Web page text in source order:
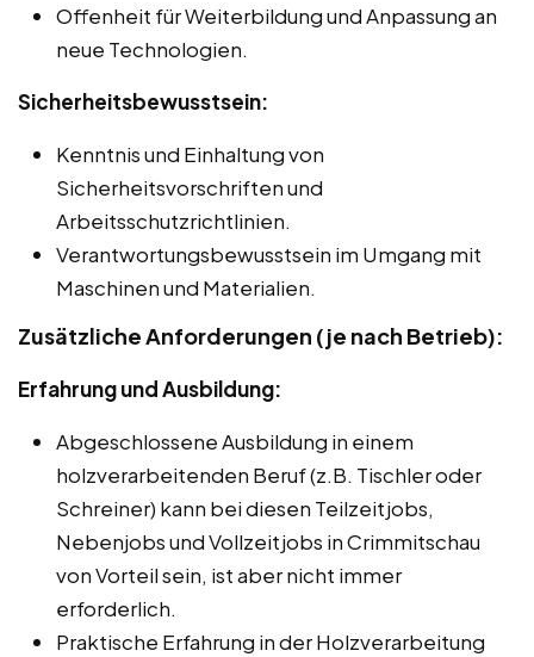
Offenheit für Weiterbildung und Anpassung an
neue Technologien.
Sicherheitsbewusstsein:
Kenntnis und Einhaltung von
Sicherheitsvorschriften und
Arbeitsschutzrichtlinien.
Verantwortungsbewusstsein im Umgang mit
Maschinen und Materialien.
Zusätzliche Anforderungen (je nach Betrieb):
Erfahrung und Ausbildung:
Abgeschlossene Ausbildung in einem
holzverarbeitenden Beruf (z.B. Tischler oder
Schreiner) kann bei diesen Teilzeitjobs,
Nebenjobs und Vollzeitjobs in Crimmitschau
von Vorteil sein, ist aber nicht immer
erforderlich.
Praktische Erfahrung in der Holzverarbeitung